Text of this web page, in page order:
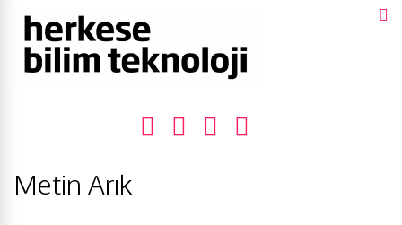
Metin Arık